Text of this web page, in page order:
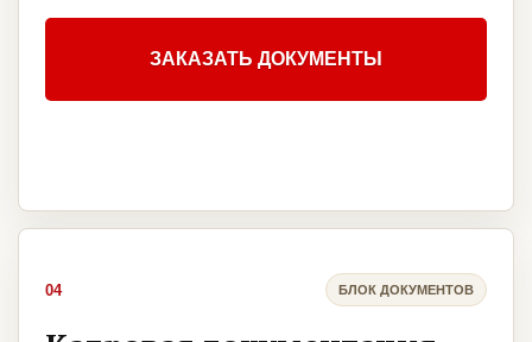
ЗАКАЗАТЬ ДОКУМЕНТЫ
04 БЛОК ДОКУМЕНТОВ